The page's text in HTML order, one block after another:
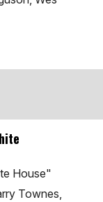
House"
Townes,